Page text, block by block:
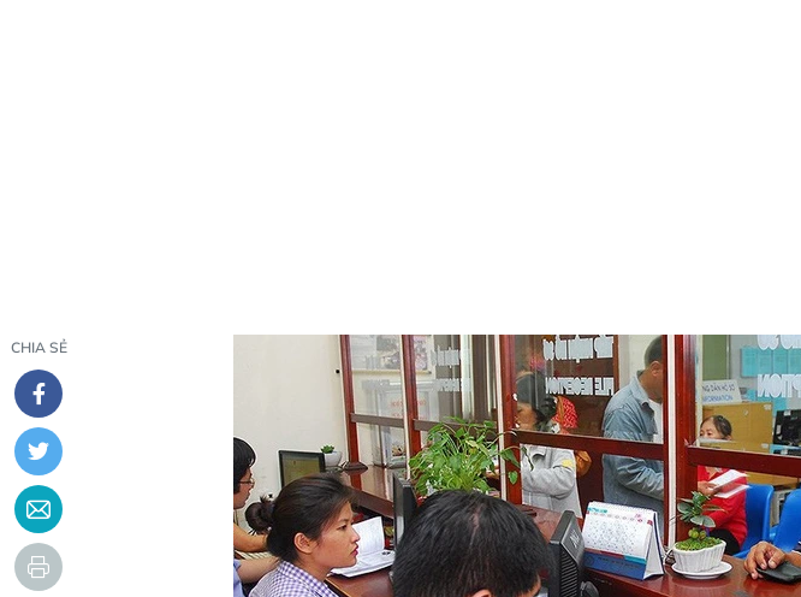
CHIA SẺ